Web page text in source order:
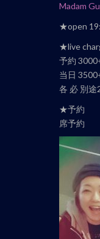
ト
ナ
ゲ
ー
シ
ョ
ン
Madam
★open
★live
予約
当日
各 必 別途
★予約
席予約